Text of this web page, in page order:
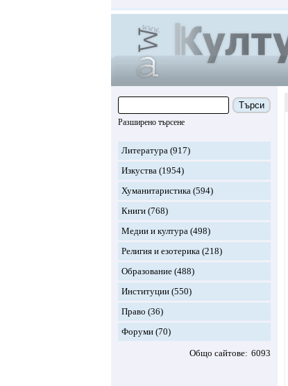
Търси
Разширено търсене
Литература (917)
Изкуства (1954)
Хуманитаристика (594)
Книги (768)
Медии и култура (498)
Религия и езотерика (218)
Образование (488)
Институции (550)
Право (36)
Форуми (70)
Общо сайтове 6093